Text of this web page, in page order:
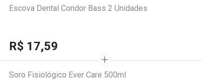
Escova Dental Condor Bass 2 Unidades
R$ 17,59
Soro Fisiológico Ever Care 500ml